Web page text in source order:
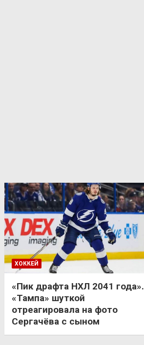
ХОККЕЙ
«Пик драфта НХЛ 2041 года».
«Тампа» шуткой
отреагировала на фото
Сергачёва с сыном